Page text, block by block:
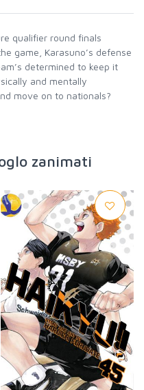
qualifier round finals
game, Karasuno’s defense
determined to keep it
and mentally
move on to nationals?
zanimati